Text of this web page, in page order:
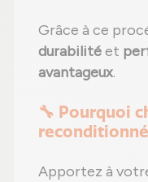
Grâce à ce
durabilitéet
avantageux.
🔧 Pourquoi
Apportez à